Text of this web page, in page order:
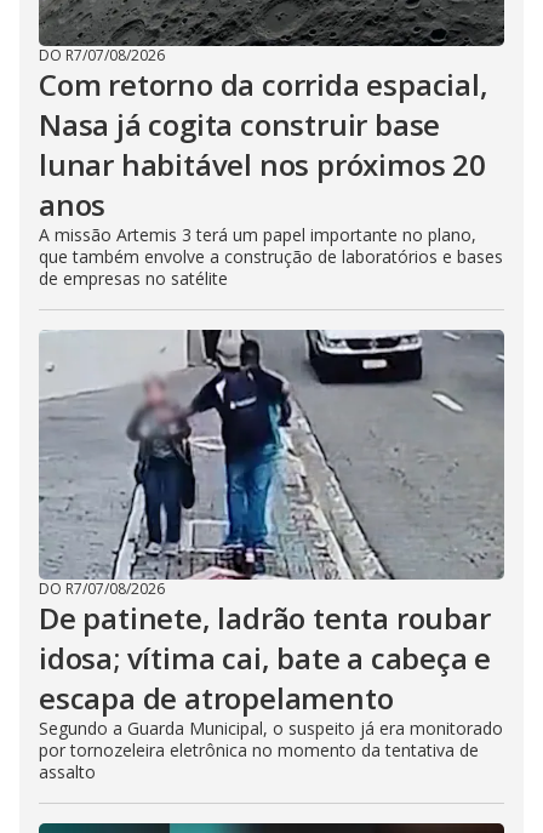
DO R7/07/08/2026
Com retorno da corrida espacial,
Nasa já cogita construir base
lunar habitável nos próximos 20
anos
A missão Artemis 3 terá um papel importante no plano,
que também envolve a construção de laboratórios e bases
de empresas no satélite
DO R7/07/08/2026
De patinete, ladrão tenta roubar
idosa; vítima cai, bate a cabeça e
escapa de atropelamento
Segundo a Guarda Municipal, o suspeito já era monitorado
por tornozeleira eletrônica no momento da tentativa de
assalto